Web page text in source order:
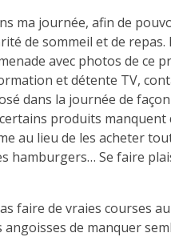
ma journée, afin de
de sommeil et de
avec photos de ce
et détente TV,
dans la journée de
produits
au lieu de les acheter
hamburgers… Se faire
faire de vraies courses
de manquer